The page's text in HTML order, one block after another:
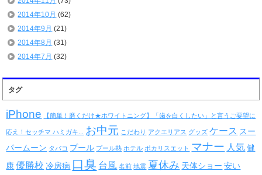
2014年10月 (62)
2014年9月 (21)
2014年8月 (31)
2014年7月 (32)
タグ
iPhone 【簡単！磨くだけ★ホワイトニング】「歯を白くしたい」と言うご要望に
応え！セッチマ ハミガキ... お中元 こだわり アクエリアス グッズ ケース スー
パームーン タバコ プール プール熱 ホテル ポカリスエット マナー 人気 健
康 優勝校 冷房病 口臭 台風 名前 地震 夏休み 天体ショー 安い